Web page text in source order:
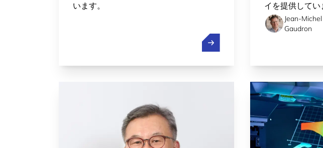
います。
テック外交:ヨーロッパがグロー
イを提供してい
Jean-Michel
Gaudron